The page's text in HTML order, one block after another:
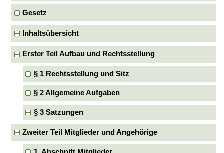
Gesetz
Inhaltsübersicht
Erster Teil Aufbau und Rechtsstellung
§ 1 Rechtsstellung und Sitz
§ 2 Allgemeine Aufgaben
§ 3 Satzungen
Zweiter Teil Mitglieder und Angehörige